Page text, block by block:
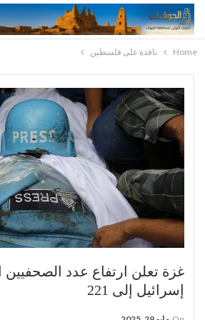
Home نافذة على فلسطين
غزة تعلن ارتفاع عدد الصحفيين
إسرائيل إلى 221